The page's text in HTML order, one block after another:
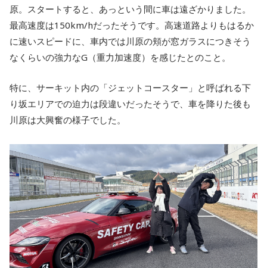
原。スタートすると、あっという間に車は遠ざかりました。
最高速度は150km/hだったそうです。高速道路よりもはるか
に速いスピードに、車内では川原の頬が窓ガラスにつきそう
なくらいの強力なG（重力加速度）を感じたとのこと。
特に、サーキット内の「ジェットコースター」と呼ばれる下
り坂エリアでの迫力は段違いだったそうで、車を降りた後も
川原は大興奮の様子でした。